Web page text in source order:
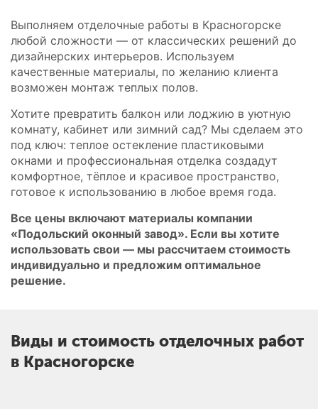
Выполняем отделочные работы в Красногорске
любой сложности — от классических решений до
дизайнерских интерьеров. Используем
качественные материалы, по желанию клиента
возможен монтаж теплых полов.
Хотите превратить балкон или лоджию в уютную
комнату, кабинет или зимний сад? Мы сделаем это
под ключ: теплое остекление пластиковыми
окнами и профессиональная отделка создадут
комфортное, тёплое и красивое пространство,
готовое к использованию в любое время года.
Все цены включают материалы компании
«Подольский оконный завод». Если вы хотите
использовать свои — мы рассчитаем стоимость
индивидуально и предложим оптимальное
решение.
Виды и стоимость отделочных работ
в Красногорске